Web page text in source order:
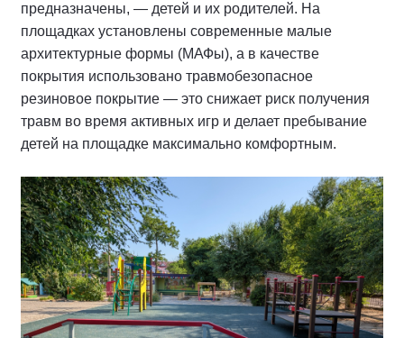
предназначены, — детей и их родителей. На
площадках установлены современные малые
архитектурные формы (МАФы), а в качестве
покрытия использовано травмобезопасное
резиновое покрытие — это снижает риск получения
травм во время активных игр и делает пребывание
детей на площадке максимально комфортным.